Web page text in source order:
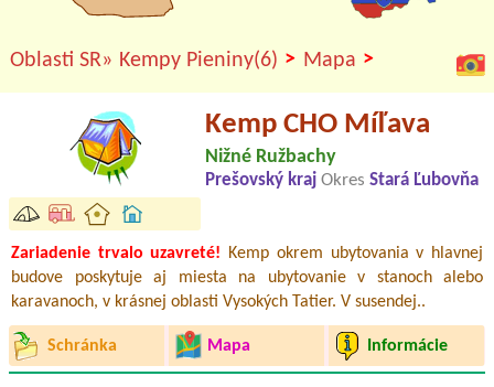
Oblasti SR» Kempy Pieniny(6) > Mapa >
Kemp CHO Míľava
Nižné Ružbachy
Prešovský kraj Okres Stará Ľubovňa
Zariadenie trvalo uzavreté! Kemp okrem ubytovania v hlavnej
budove poskytuje aj miesta na ubytovanie v stanoch alebo
karavanoch, v krásnej oblasti Vysokých Tatier. V susendej..
Schránka Mapa Informácie